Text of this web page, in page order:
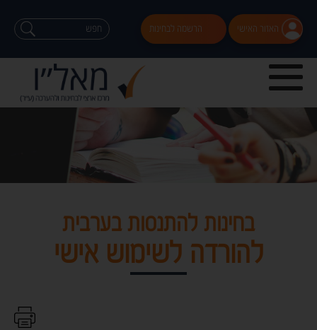
האזור האישי הרשמה לבחינות
בחינות להתנסות בערבית
להורדה לשימוש אישי